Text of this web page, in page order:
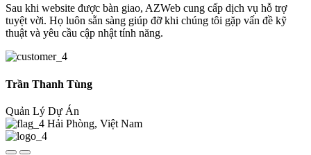
Sau khi website được bàn giao, AZWeb cung cấp dịch vụ hỗ trợ
tuyệt vời. Họ luôn sẵn sàng giúp đỡ khi chúng tôi gặp vấn đề kỹ
thuật và yêu cầu cập nhật tính năng.
Trần Thanh Tùng
Quản Lý Dự Án
Hải Phòng, Việt Nam